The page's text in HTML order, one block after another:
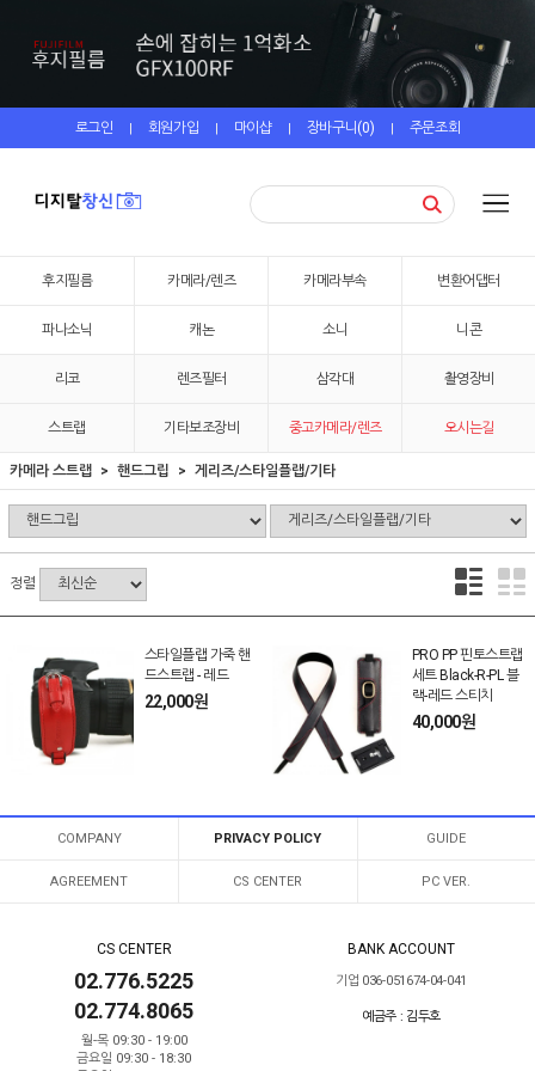
로그인 | 회원가입 | 마이샵 | 장바구니(0) | 주문조회
후지필름 카메라/렌즈 카메라부속 변환어댑터
파나소닉 캐논 소니 니콘
리코 렌즈필터 삼각대 촬영장비
스트랩 기타보조장비 중고카메라/렌즈 오시는길
카메라 스트랩 핸드그립 게리즈/스타일플랩/기타
정렬
스타일플랩 가죽 핸
드스트랩 - 레드
22,000원
PRO PP 핀토스트랩
세트 Black-R-PL 블
랙-레드 스티치
40,000원
COMPANY PRIVACY POLICY GUIDE
AGREEMENT CS CENTER PC VER.
CS CENTER
02.776.5225
02.774.8065
월-목 09:30 - 19:00
금요일 09:30 - 18:30
BANK ACCOUNT
기업 036-051674-04-041
예금주 : 김두호